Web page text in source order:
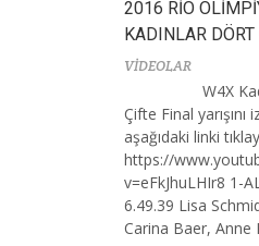
2016 RİO
KADINLAR
VİDEOLAR
W4X
Çifte Final yarışını
aşağıdaki linki
https://
v=eFkJhuLHIr8 1-
6.49.39 Lisa
Carina Baer, Anne